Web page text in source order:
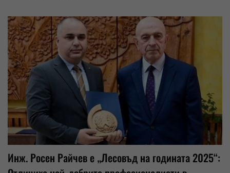
Инж. Росен Райчев е „Лесовъд на годината 2025“: